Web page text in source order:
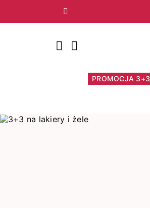
Poprzedni
PROMOCJA 3+3